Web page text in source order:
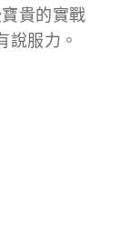
貴的實戰
說服力。